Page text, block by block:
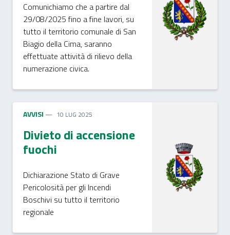
Comunichiamo che a partire dal
29/08/2025 fino a fine lavori, su
tutto il territorio comunale di San
Biagio della Cima, saranno
effettuate attività di rilievo della
numerazione civica.
AVVISI 10 LUG 2025
Divieto di accensione
fuochi
Dichiarazione Stato di Grave
Pericolosità per gli Incendi
Boschivi su tutto il territorio
regionale